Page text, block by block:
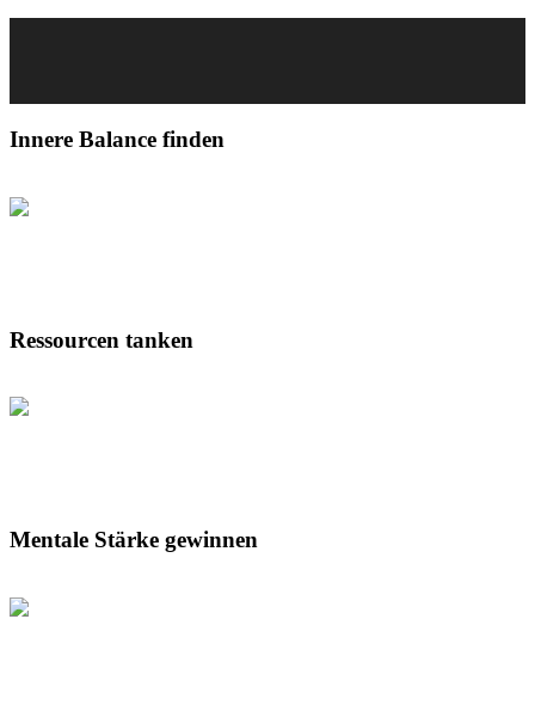
Innere Balance finden
Ressourcen tanken
Mentale Stärke gewinnen